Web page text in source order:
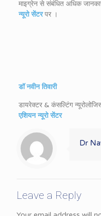
माइग्रेन से संबंधित अधिक
न्यूरो सेंटरपर ।
डॉ नवीन तिवारी
डायरेक्टर & कंसल्टिंग
एशियन न्यूरो सेंटर
Dr
Leave a Reply